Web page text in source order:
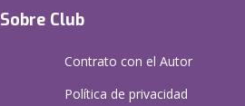
Sobre Club
Contrato con el Autor
Política de privacidad